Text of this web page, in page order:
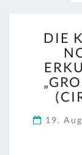
DIE
19.